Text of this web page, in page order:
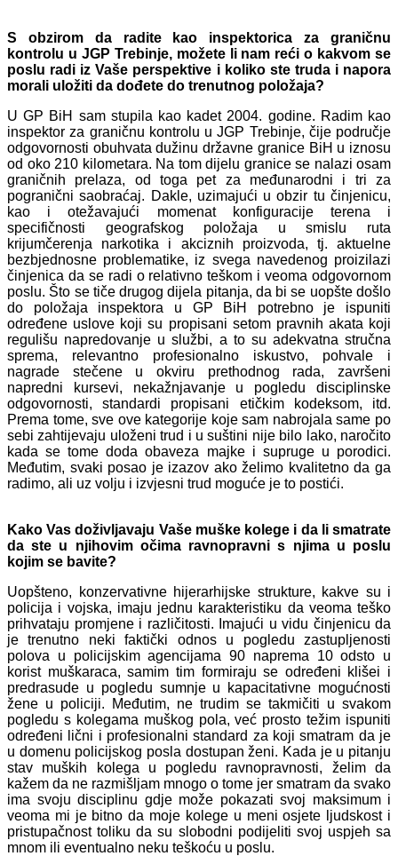
S obzirom da radite kao inspektorica za graničnu
kontrolu u JGP Trebinje, možete li nam reći o kakvom se
poslu radi iz Vaše perspektive i koliko ste truda i napora
morali uložiti da dođete do trenutnog položaja?
U GP BiH sam stupila kao kadet 2004. godine. Radim kao
inspektor za graničnu kontrolu u JGP Trebinje, čije područje
odgovornosti obuhvata dužinu državne granice BiH u iznosu
od oko 210 kilometara. Na tom dijelu granice se nalazi osam
graničnih prelaza, od toga pet za međunarodni i tri za
pogranični saobraćaj. Dakle, uzimajući u obzir tu činjenicu,
kao i otežavajući momenat konfiguracije terena i
specifičnosti geografskog položaja u smislu ruta
krijumčerenja narkotika i akciznih proizvoda, tj. aktuelne
bezbjednosne problematike, iz svega navedenog proizilazi
činjenica da se radi o relativno teškom i veoma odgovornom
poslu. Što se tiče drugog dijela pitanja, da bi se uopšte došlo
do položaja inspektora u GP BiH potrebno je ispuniti
određene uslove koji su propisani setom pravnih akata koji
regulišu napredovanje u službi, a to su adekvatna stručna
sprema, relevantno profesionalno iskustvo, pohvale i
nagrade stečene u okviru prethodnog rada, završeni
napredni kursevi, nekažnjavanje u pogledu disciplinske
odgovornosti, standardi propisani etičkim kodeksom, itd.
Prema tome, sve ove kategorije koje sam nabrojala same po
sebi zahtijevaju uloženi trud i u suštini nije bilo lako, naročito
kada se tome doda obaveza majke i supruge u porodici.
Međutim, svaki posao je izazov ako želimo kvalitetno da ga
radimo, ali uz volju i izvjesni trud moguće je to postići.
Kako Vas doživljavaju Vaše muške kolege i da li smatrate
da ste u njihovim očima ravnopravni s njima u poslu
kojim se bavite?
Uopšteno, konzervativne hijerarhijske strukture, kakve su i
policija i vojska, imaju jednu karakteristiku da veoma teško
prihvataju promjene i različitosti. Imajući u vidu činjenicu da
je trenutno neki faktički odnos u pogledu zastupljenosti
polova u policijskim agencijama 90 naprema 10 odsto u
korist muškaraca, samim tim formiraju se određeni klišei i
predrasude u pogledu sumnje u kapacitativne mogućnosti
žene u policiji. Međutim, ne trudim se takmičiti u svakom
pogledu s kolegama muškog pola, već prosto težim ispuniti
određeni lični i profesionalni standard za koji smatram da je
u domenu policijskog posla dostupan ženi. Kada je u pitanju
stav muških kolega u pogledu ravnopravnosti, želim da
kažem da ne razmišljam mnogo o tome jer smatram da svako
ima svoju disciplinu gdje može pokazati svoj maksimum i
veoma mi je bitno da moje kolege u meni osjete ljudskost i
pristupačnost toliku da su slobodni podijeliti svoj uspjeh sa
mnom ili eventualno neku teškoću u poslu.